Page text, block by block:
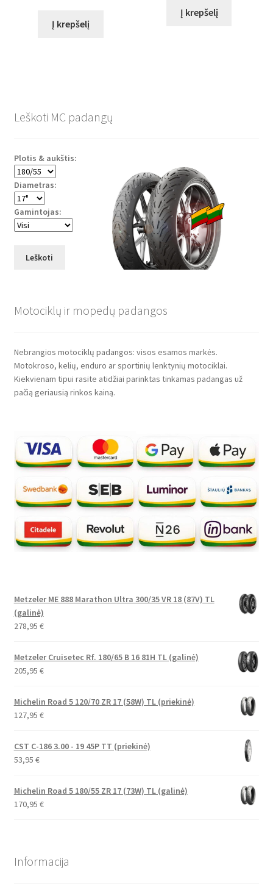
Į krepšelį
Į krepšelį
Leškoti MC padangų
Plotis & aukštis:
Diametras:
Gamintojas:
Leškoti
Motociklų ir mopedų padangos
Nebrangios motociklų padangos: visos esamos markės.
Motokroso, kelių, enduro ar sportinių lenktynių motociklai.
Kiekvienam tipui rasite atidžiai parinktas tinkamas padangas už
pačią geriausią rinkos kainą.
Metzeler ME 888 Marathon Ultra 300/35 VR 18 (87V) TL
(galinė)
278,95 €
Metzeler Cruisetec Rf. 180/65 B 16 81H TL (galinė)
205,95 €
Michelin Road 5 120/70 ZR 17 (58W) TL (priekinė)
127,95 €
CST C-186 3.00 - 19 45P TT (priekinė)
53,95 €
Michelin Road 5 180/55 ZR 17 (73W) TL (galinė)
170,95 €
Informacija